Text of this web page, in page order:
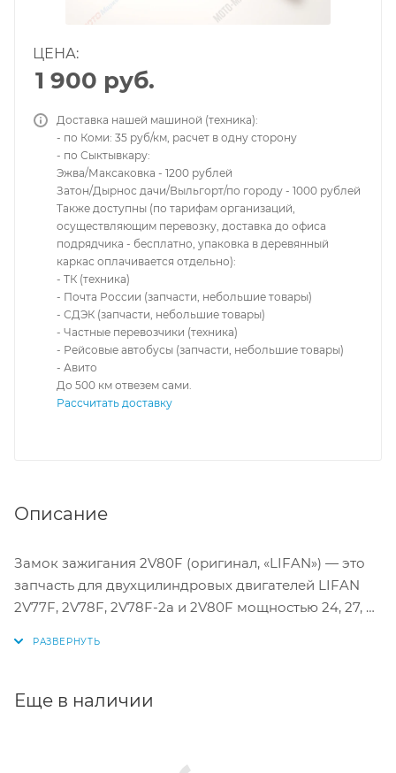
ЦЕНА:
1 900 руб.
Доставка нашей машиной (техника):
- по Коми: 35 руб/км, расчет в одну сторону
- по Сыктывкару:
Эжва/Максаковка - 1200 рублей
Затон/Дырнос дачи/Выльгорт/по городу - 1000 рублей
Также доступны (по тарифам организаций,
осуществляющим перевозку, доставка до офиса
подрядчика - бесплатно, упаковка в деревянный
каркас оплачивается отдельно):
- ТК (техника)
- Почта России (запчасти, небольшие товары)
- СДЭК (запчасти, небольшие товары)
- Частные перевозчики (техника)
- Рейсовые автобусы (запчасти, небольшие товары)
- Авито
До 500 км отвезем сами.
Рассчитать доставку
Описание
Замок зажигания 2V80F (оригинал, «LIFAN») — это
запчасть для двухцилиндровых двигателей LIFAN
2V77F, 2V78F, 2V78F-2a и 2V80F мощностью 24, 27, 29
Еще в наличии